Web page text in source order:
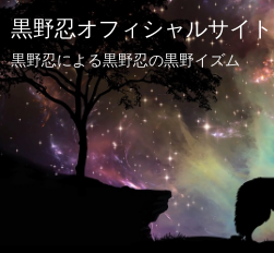
黒野忍オフィシャルサイト
黒野忍による黒野忍の黒野イズム